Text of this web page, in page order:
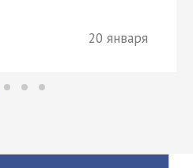
20 января